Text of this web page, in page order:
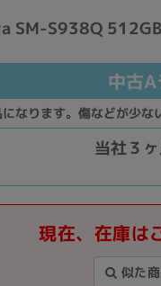
S938Q 512GB
中古A
なります。傷などが少な
当社３
現在、在庫は
似た
カテゴリ
商品ジャンル
ノート
メーカー